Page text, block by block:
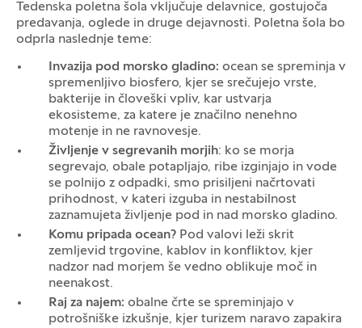
Tedenska poletna šola vključuje delavnice, gostujoča
predavanja, oglede in druge dejavnosti. Poletna šola bo
odprla naslednje teme:
Invazija pod morsko gladino: ocean se spreminja v
spremenljivo biosfero, kjer se srečujejo vrste,
bakterije in človeški vpliv, kar ustvarja
ekosisteme, za katere je značilno nenehno
motenje in ne ravnovesje.
Življenje v segrevanih morjih: ko se morja
segrevajo, obale potapljajo, ribe izginjajo in vode
se polnijo z odpadki, smo prisiljeni načrtovati
prihodnost, v kateri izguba in nestabilnost
zaznamujeta življenje pod in nad morsko gladino.
Komu pripada ocean? Pod valovi leži skrit
zemljevid trgovine, kablov in konfliktov, kjer
nadzor nad morjem še vedno oblikuje moč in
neenakost.
Raj za najem: obalne črte se spreminjajo v
potrošniške izkušnje, kjer turizem naravo zapakira